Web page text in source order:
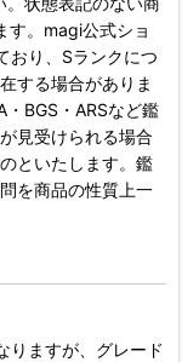
す。magi公式ショ
おり、Sランクにつ
する場合がありま
BGS・ARSなど鑑
見受けられる場合
といたします。鑑
を商品の性質上一
りますが、グレード